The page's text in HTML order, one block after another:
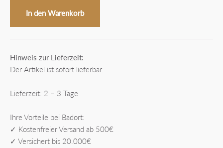
In den Warenkorb
Hinweis zur Lieferzeit:
Der Artikel ist sofort lieferbar.
Lieferzeit: 2 – 3 Tage
Ihre Vorteile bei Badort:
✓ Kostenfreier Versand ab 500€
✓ Versichert bis 20.000€